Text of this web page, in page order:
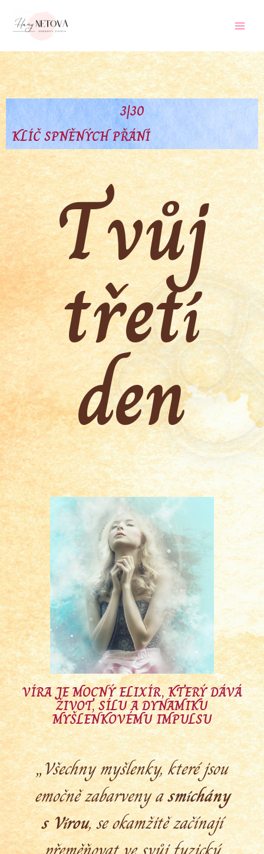
3|30
KLÍČ SPNĚNÝCH PŘÁNÍ
Tvůj
třetí
den
VÍRA JE MOCNÝ ELIXÍR, KTERÝ DÁVÁ
ŽIVOT, SÍLU A DYNAMIKU
MYŠLENKOVÉMU IMPULSU
„Všechny myšlenky, které jsou
emočně zabarveny asmíchány
s Vírou, se okamžitě začínají